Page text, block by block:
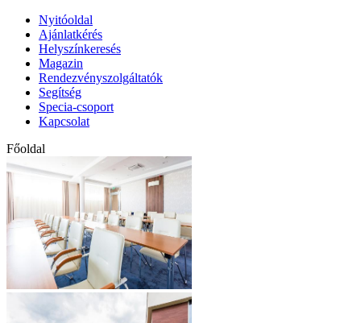
Nyitóoldal
Ajánlatkérés
Helyszínkeresés
Magazin
Rendezvényszolgáltatók
Segítség
Specia-csoport
Kapcsolat
Főoldal